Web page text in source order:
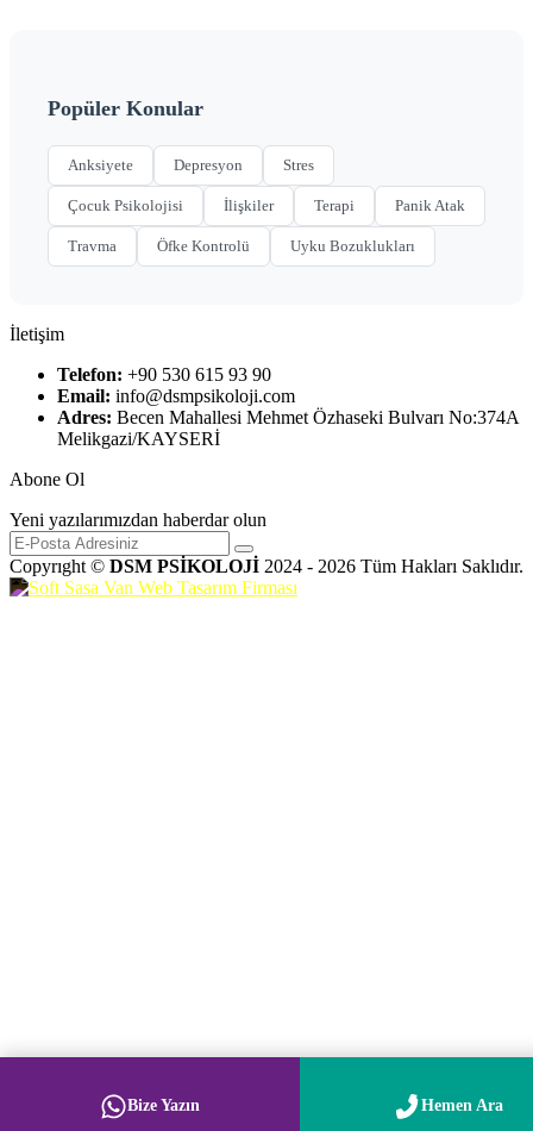
Popüler Konular
Anksiyete Depresyon Stres
Çocuk Psikolojisi İlişkiler Terapi Panik Atak
Travma Öfke Kontrolü Uyku Bozuklukları
İletişim
Telefon: +90 530 615 93 90
Email: info@dsmpsikoloji.com
Adres: Becen Mahallesi Mehmet Özhaseki Bulvarı No:374A
Melikgazi/KAYSERİ
Abone Ol
Yeni yazılarımızdan haberdar olun
Copyrıght © DSM PSİKOLOJİ 2024 - 2026 Tüm Hakları Saklıdır.
Bize Yazın Hemen Ara